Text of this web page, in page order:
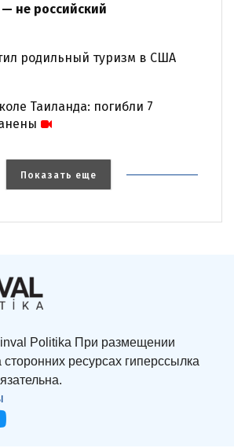
— не российский
родильный туризм в США
Таиланда: погибли 7
Показать еще
Politika При размещении
ресурсах гиперссылка